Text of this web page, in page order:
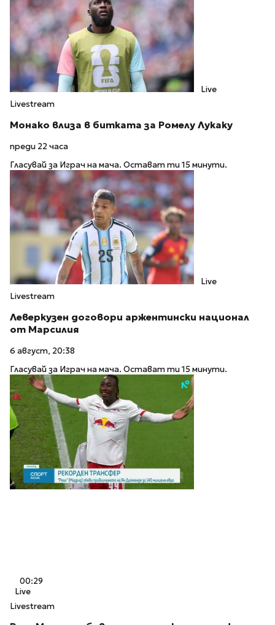
Live
Livestream
Монако влиза в битката за Ромелу Лукаку
преди 22 часа
Гласувай за Играч на мача. Остават ти 15 минути.
Live
Livestream
Леверкузен договори аржентински национал
от Марсилия
6 август, 20:38
Гласувай за Играч на мача. Остават ти 15 минути.
00:29
Live
Livestream